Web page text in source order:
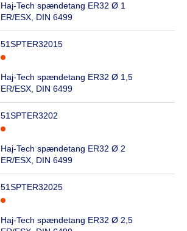
Haj-Tech spændetang ER32 Ø 1
ER/ESX, DIN 6499
51SPTER32015
Haj-Tech spændetang ER32 Ø 1,5
ER/ESX, DIN 6499
51SPTER3202
Haj-Tech spændetang ER32 Ø 2
ER/ESX, DIN 6499
51SPTER32025
Haj-Tech spændetang ER32 Ø 2,5